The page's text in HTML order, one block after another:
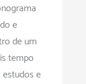
e
de um
tempo
e